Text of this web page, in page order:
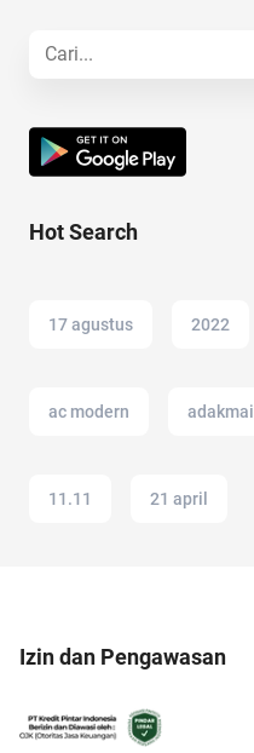
Hot Search
17 agustus 2022
ac modern adakmai
11.11 21 april
Izin dan Pengawasan